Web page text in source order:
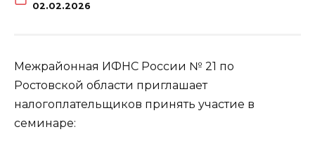
02.02.2026
Межрайонная ИФНС России № 21 по
Ростовской области приглашает
налогоплательщиков принять участие в
семинаре: